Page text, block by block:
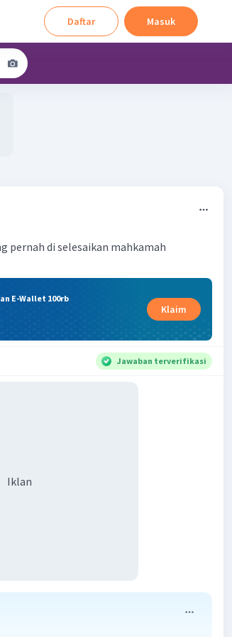
Daftar Masuk
pernah di selesaikan mahkamah
E-Wallet 100rb
Klaim
Jawaban terverifikasi
Iklan